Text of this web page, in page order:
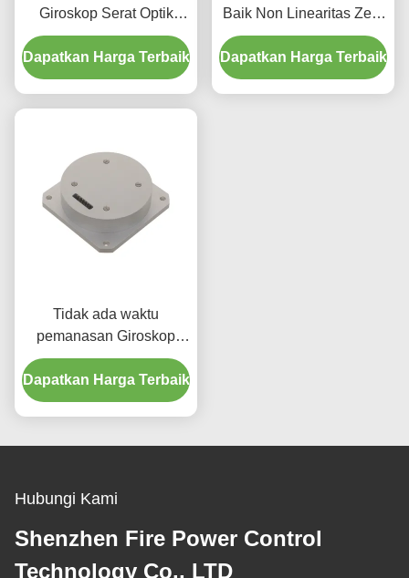
Giroskop Serat Optik
Terintegrasi Fotoni
Silikon Fizoptika Vg910
Dapatkan Harga Terbaik
Baik Non Linearitas Zero
Bias Stabilitas
Dapatkan Harga Terbaik
Tidak ada waktu
pemanasan Giroskop
serat optik dengan
rentang dinamis luas
200g Output Mode RS-
Dapatkan Harga Terbaik
Hubungi Kami
Shenzhen Fire Power Control
Technology Co., LTD